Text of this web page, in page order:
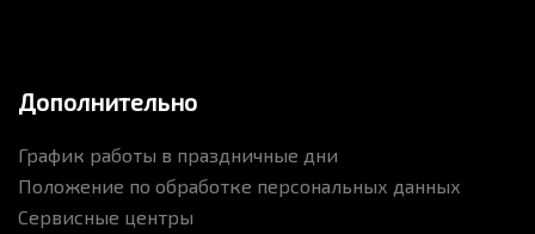
Дополнительно
График работы в праздничные дни
Положение по обработке персональных данных
Сервисные центры